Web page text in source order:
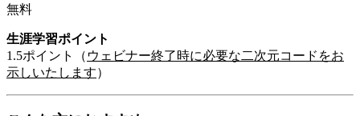
無料
生涯学習ポイント
1.5ポイント（ ウェビナー終了時に必要な二次元コードをお
示しいたします）